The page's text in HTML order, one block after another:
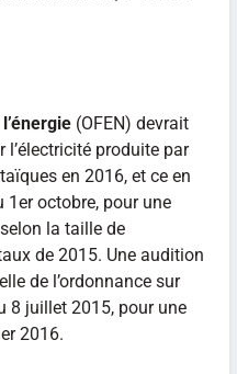
(OFEN) devrait
l’électricité produite par
en 2016, et ce en
1er octobre, pour une
la taille de
de 2015. Une audition
de l’ordonnance sur
8 juillet 2015, pour une
2016.